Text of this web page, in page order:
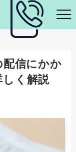
配信にかか
く解説